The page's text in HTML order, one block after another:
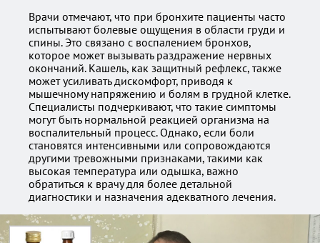
Врачи отмечают, что при бронхите пациенты часто
испытывают болевые ощущения в области груди и
спины. Это связано с воспалением бронхов,
которое может вызывать раздражение нервных
окончаний. Кашель, как защитный рефлекс, также
может усиливать дискомфорт, приводя к
мышечному напряжению и болям в грудной клетке.
Специалисты подчеркивают, что такие симптомы
могут быть нормальной реакцией организма на
воспалительный процесс. Однако, если боли
становятся интенсивными или сопровождаются
другими тревожными признаками, такими как
высокая температура или одышка, важно
обратиться к врачу для более детальной
диагностики и назначения адекватного лечения.